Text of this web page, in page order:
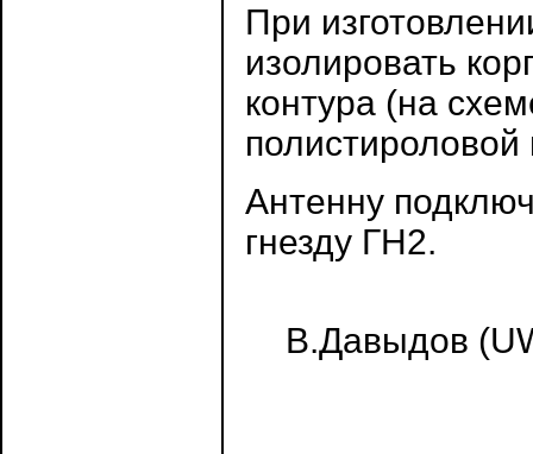
При
изолировать
контура (на
Антенну
гнезду ГН2.
В.Давыдов